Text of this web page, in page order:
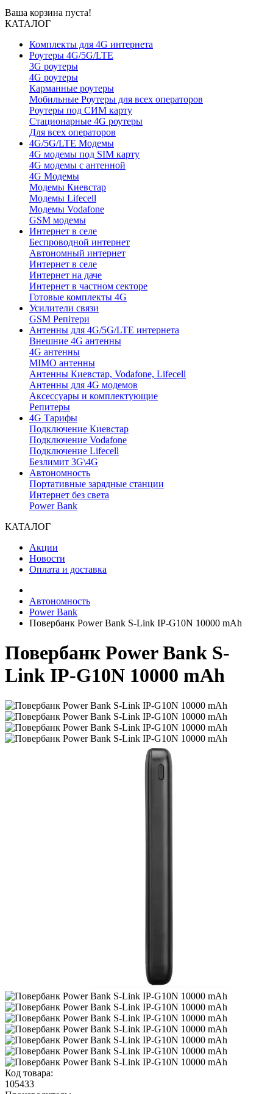
Ваша корзина пуста!
КАТАЛОГ
Комплекты для 4G интернета
Роутеры 4G/5G/LTE
3G роутеры
4G роутеры
Карманные роутеры
Мобильные Роутеры для всех операторов
Роутеры под СИМ карту
Стационарные 4G роутеры
Для всех операторов
4G/5G/LTE Модемы
4G модемы под SIM карту
4G модемы с антенной
4G Модемы
Модемы Киевстар
Модемы Lifecell
Модемы Vodafone
GSM модемы
Интернет в селе
Беспроводной интернет
Автономный интернет
Интернет в селе
Интернет на даче
Интернет в частном секторе
Готовые комплекты 4G
Усилители связи
GSM Репітери
Антенны для 4G/5G/LTE интернета
Внешние 4G антенны
4G антенны
MIMO антенны
Антенны Киевстар, Vodafone, Lifecell
Антенны для 4G модемов
Аксессуары и комплектующие
Репитеры
4G Тарифы
Подключение Киевстар
Подключение Vodafone
Подключение Lifecell
Безлимит 3G\4G
Автономность
Портативные зарядные станции
Интернет без света
Power Bank
КАТАЛОГ
Акции
Новости
Оплата и доставка
Автономность
Power Bank
Повербанк Power Bank S-Link IP-G10N 10000 mAh
Повербанк Power Bank S-
Link IP-G10N 10000 mAh
Код товара:
105433